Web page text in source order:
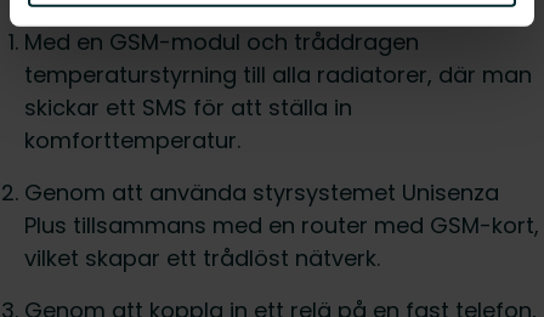
Med en GSM-modul och tråddragen
temperaturstyrning till alla radiatorer, där man
skickar ett SMS för att ställa in
komforttemperatur.
Genom att använda styrsystemet Unisenza
Plus tillsammans med en router med GSM-kort,
vilket skapar ett trådlöst nätverk.
Genom att koppla in ett relä på en fast telefon,